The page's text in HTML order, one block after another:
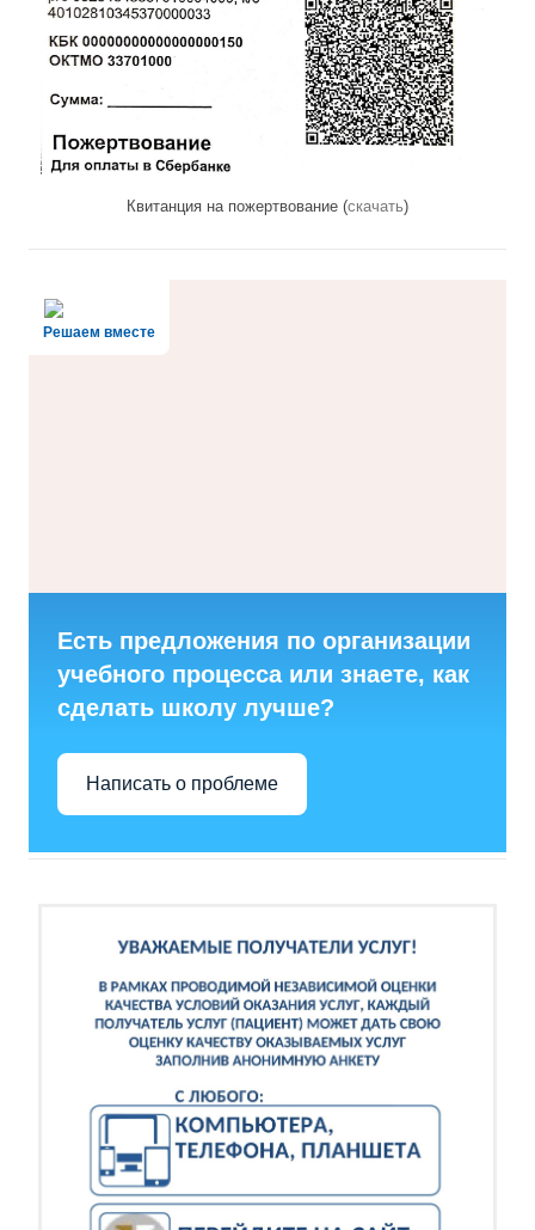
Квитанция на пожертвование (скачать)
Решаем вместе
Есть предложения по организации
учебного процесса или знаете, как
сделать школу лучше?
Написать о проблеме